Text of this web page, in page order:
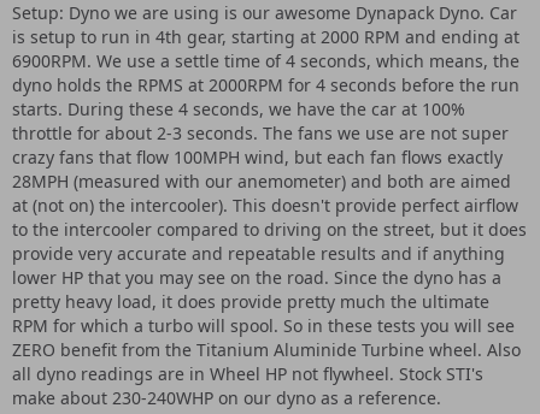
Setup: Dyno we are using is our awesome Dynapack Dyno. Car
is setup to run in 4th gear, starting at 2000 RPM and ending at
6900RPM. We use a settle time of 4 seconds, which means, the
dyno holds the RPMS at 2000RPM for 4 seconds before the run
starts. During these 4 seconds, we have the car at 100%
throttle for about 2-3 seconds. The fans we use are not super
crazy fans that flow 100MPH wind, but each fan flows exactly
28MPH (measured with our anemometer) and both are aimed
at (not on) the intercooler). This doesn't provide perfect airflow
to the intercooler compared to driving on the street, but it does
provide very accurate and repeatable results and if anything
lower HP that you may see on the road. Since the dyno has a
pretty heavy load, it does provide pretty much the ultimate
RPM for which a turbo will spool. So in these tests you will see
ZERO benefit from the Titanium Aluminide Turbine wheel. Also
all dyno readings are in Wheel HP not flywheel. Stock STI's
make about 230-240WHP on our dyno as a reference.